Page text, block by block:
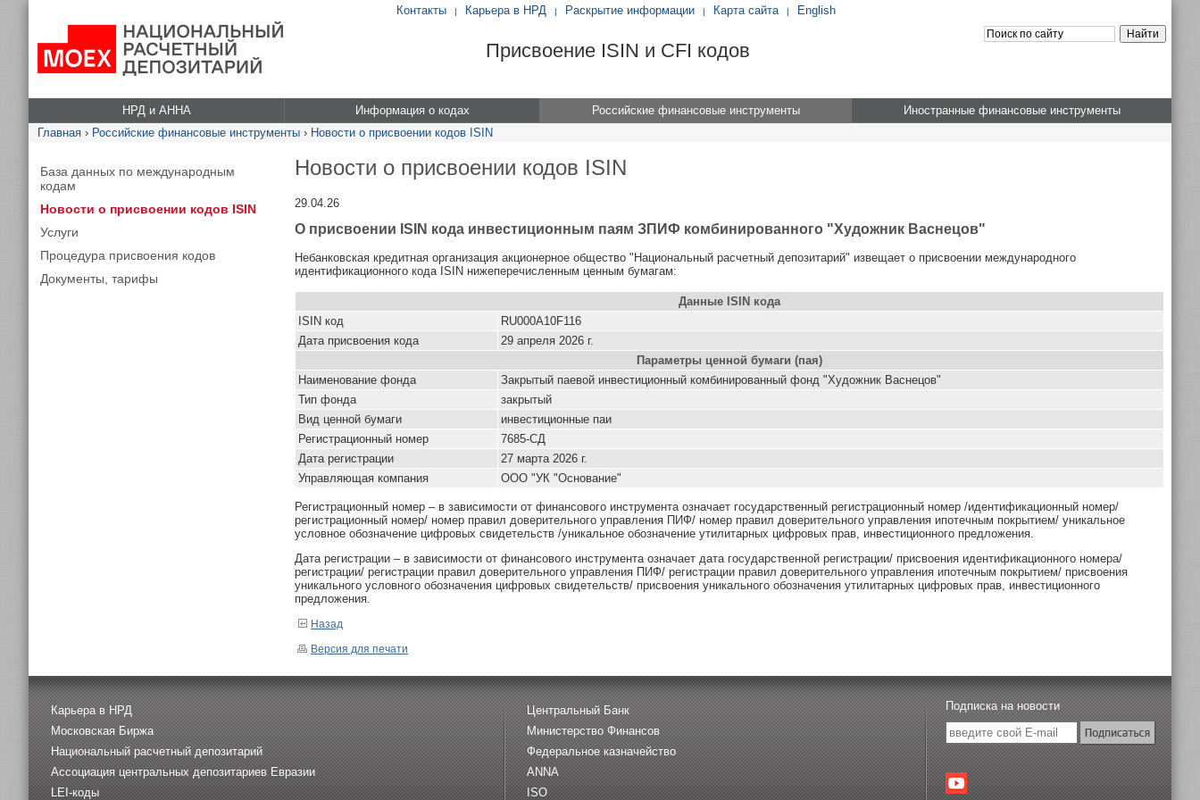
Контакты | Карьера в НРД | Раскрытие информации | Карта сайта | English
Присвоение ISIN и CFI кодов
НРД и АННА Информация о кодах Российские финансовые инструменты
Иностранные финансовые инструменты
Главная › Российские финансовые инструменты › Новости о присвоении кодов ISIN
База данных по международным
кодам
Новости о присвоении кодов ISIN
Услуги
Процедура присвоения кодов
Документы, тарифы
Новости о присвоении кодов ISIN
29.04.26
О присвоении ISIN кода инвестиционным паям ЗПИФ комбинированного "Художник Васнецов"
Небанковская кредитная организация акционерное общество "Национальный расчетный депозитарий" извещает о присвоении международного
идентификационного кода ISIN нижеперечисленным ценным бумагам:
Данные ISIN кода
ISIN код
RU000A10F116
Дата присвоения кода
29 апреля 2026 г.
Параметры ценной бумаги (пая)
Наименование фонда
Закрытый паевой инвестиционный комбинированный фонд "Художник Васнецов"
Тип фонда
закрытый
Вид ценной бумаги
инвестиционные паи
Регистрационный номер
7685-СД
Дата регистрации
27 марта 2026 г.
Управляющая компания
ООО "УК "Основание"
Регистрационный номер – в зависимости от финансового инструмента означает государственный регистрационный номер /идентификационный номер/
регистрационный номер/ номер правил доверительного управления ПИФ/ номер правил доверительного управления ипотечным покрытием/ уникальное
условное обозначение цифровых свидетельств /уникальное обозначение утилитарных цифровых прав, инвестиционного предложения.
Дата регистрации – в зависимости от финансового инструмента означает дата государственной регистрации/ присвоения идентификационного номера/
регистрации/ регистрации правил доверительного управления ПИФ/ регистрации правил доверительного управления ипотечным покрытием/ присвоения
уникального условного обозначения цифровых свидетельств/ присвоения уникального обозначения утилитарных цифровых прав, инвестиционного
предложения.
Назад
Версия для печати
Карьера в НРД
Московская Биржа
Национальный расчетный депозитарий
Ассоциация центральных депозитариев Евразии
LEI-коды
Центральный Банк
Министерство Финансов
Федеральное казначейство
ANNA
ISO
Подписка на новости